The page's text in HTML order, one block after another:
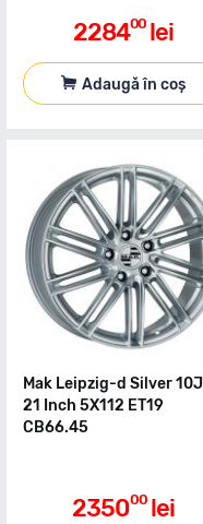
228400 lei
Adaugă în coș
Mak Leipzig-d Silver
21 Inch 5X112 ET19
CB66.45
235000 lei